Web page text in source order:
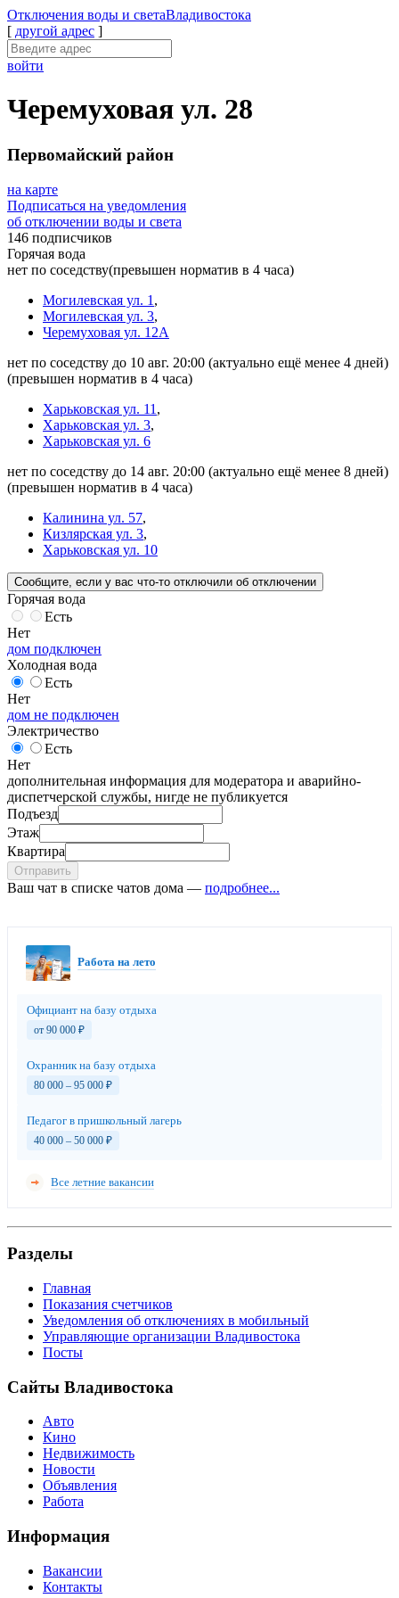
Отключения воды и светаВладивостока
[ другой адрес ]
войти
Черемуховая ул. 28
Первомайский район
на карте
Подписаться на уведомления
об отключении воды и света
146 подписчиков
Горячая вода
нет по соседству(превышен норматив в 4 часа)
Могилевская ул. 1 ,
Могилевская ул. 3,
Черемуховая ул. 12А
нет по соседству до 10 авг. 20:00 (актуально ещё менее 4 дней)
(превышен норматив в 4 часа)
Харьковская ул. 11 ,
Харьковская ул. 3,
Харьковская ул. 6
нет по соседству до 14 авг. 20:00 (актуально ещё менее 8 дней)
(превышен норматив в 4 часа)
Калинина ул. 57,
Кизлярская ул. 3,
Харьковская ул. 10
Сообщите , если у вас что-то отключили об отключении
Горячая вода
Есть
Нет
дом подключен
Холодная вода
Есть
Нет
дом не подключен
Электричество
Есть
Нет
дополнительная информация для модератора и аварийно-
диспетчерской службы, нигде не публикуется
Подъезд
Этаж
Квартира
Отправить
Ваш чат в списке чатов дома — подробнее...
Работа на лето
Официант на базу отдыха
от 90 000 ₽
Охранник на базу отдыха
80 000 – 95 000 ₽
Педагог в пришкольный лагерь
40 000 – 50 000 ₽
Все летние вакансии
Разделы
Главная
Показания счетчиков
Уведомления об отключениях в мобильный
Управляющие организации Владивостока
Посты
Сайты Владивостока
Авто
Кино
Недвижимость
Новости
Объявления
Работа
Информация
Вакансии
Контакты